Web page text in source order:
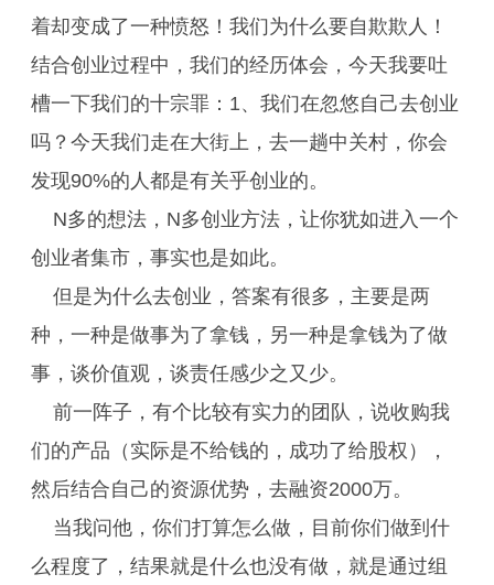
着却变成了一种愤怒！我们为什么要自欺欺人！
结合创业过程中，我们的经历体会，今天我要吐
槽一下我们的十宗罪：1、我们在忽悠自己去创业
吗？今天我们走在大街上，去一趟中关村，你会
发现90%的人都是有关乎创业的。
N多的想法，N多创业方法，让你犹如进入一个
创业者集市，事实也是如此。
但是为什么去创业，答案有很多，主要是两
种，一种是做事为了拿钱，另一种是拿钱为了做
事，谈价值观，谈责任感少之又少。
前一阵子，有个比较有实力的团队，说收购我
们的产品（实际是不给钱的，成功了给股权），
然后结合自己的资源优势，去融资2000万。
当我问他，你们打算怎么做，目前你们做到什
么程度了，结果就是什么也没有做，就是通过组